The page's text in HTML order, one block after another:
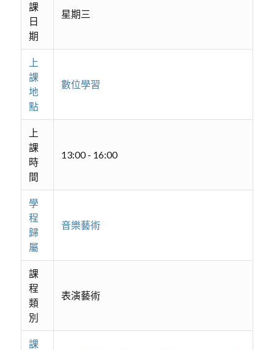
課
日
期
星期三
上
課
地
點
數位學習
上
課
時
間
13:00 - 16:00
學
程
歸
屬
音樂藝術
課
程
類
別
表演藝術
課